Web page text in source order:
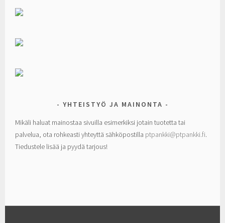
YHTEISTYÖ JA MAINONTA
Mikäli haluat mainostaa sivuilla esimerkiksi jotain tuotetta tai
palvelua, ota rohkeasti yhteyttä sähköpostilla ptpankki@ptpankki.fi.
Tiedustele lisää ja pyydä tarjous!